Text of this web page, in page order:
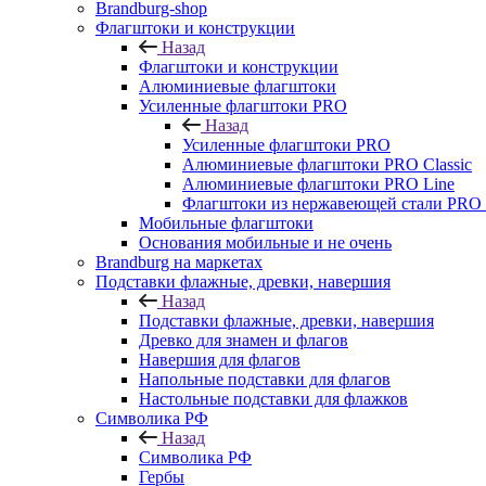
Brandburg-shop
Флагштоки и конструкции
Назад
Флагштоки и конструкции
Алюминиевые флагштоки
Усиленные флагштоки PRO
Назад
Усиленные флагштоки PRO
Алюминиевые флагштоки PRO Classic
Алюминиевые флагштоки PRO Line
Флагштоки из нержавеющей стали PRO
Мобильные флагштоки
Основания мобильные и не очень
Brandburg на маркетах
Подставки флажные, древки, навершия
Назад
Подставки флажные, древки, навершия
Древко для знамен и флагов
Навершия для флагов
Напольные подставки для флагов
Настольные подставки для флажков
Символика РФ
Назад
Символика РФ
Гербы